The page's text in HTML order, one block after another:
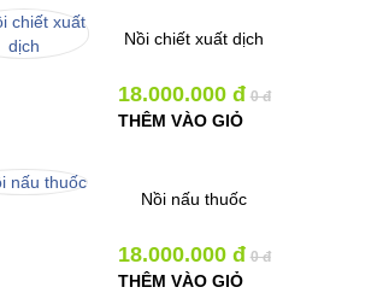
Nồi chiết xuất dịch
18.000.000 đ 0 đ
THÊM VÀO GIỎ
Nồi nấu thuốc
18.000.000 đ 0 đ
THÊM VÀO GIỎ